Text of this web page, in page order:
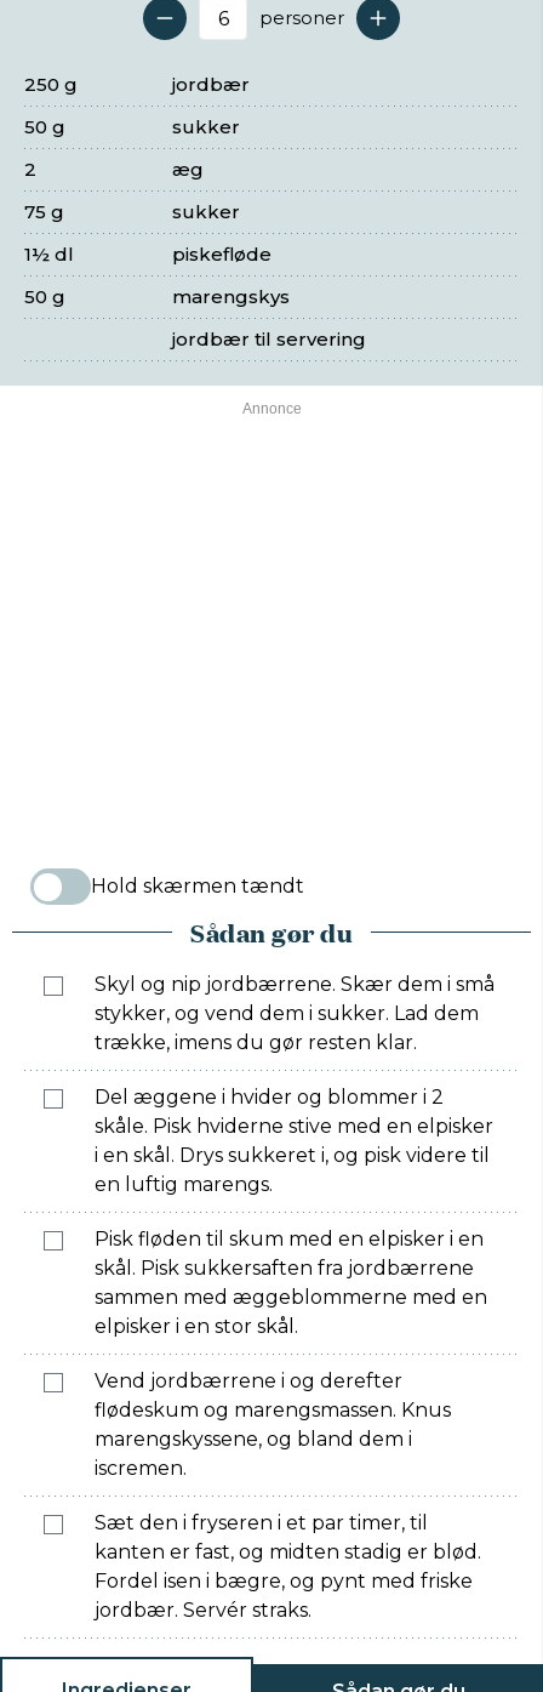
Antal serveringer
personer
jordbær
250 g
sukker
50 g
æg
2
sukker
75 g
piskefløde
1½ dl
marengskys
50 g
jordbær til servering
Hold skærmen tændt
Sådan gør du
Skyl og nip jordbærrene. Skær dem i små
stykker, og vend dem i sukker. Lad dem
trække, imens du gør resten klar.
Del æggene i hvider og blommer i 2
skåle. Pisk hviderne stive med en elpisker
i en skål. Drys sukkeret i, og pisk videre til
en luftig marengs.
Pisk fløden til skum med en elpisker i en
skål. Pisk sukkersaften fra jordbærrene
sammen med æggeblommerne med en
elpisker i en stor skål.
Vend jordbærrene i og derefter
flødeskum og marengsmassen. Knus
marengskyssene, og bland dem i
iscremen.
Sæt den i fryseren i et par timer, til
kanten er fast, og midten stadig er blød.
Fordel isen i bægre, og pynt med friske
jordbær. Servér straks.